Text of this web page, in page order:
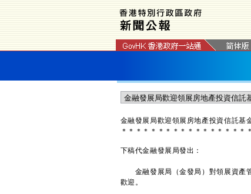
金融發展局歡迎領展房地產投資信託基
＊ ＊ ＊ ＊ ＊ ＊ ＊ ＊ ＊ ＊ ＊ ＊ ＊ ＊ ＊ ＊ ＊ ＊
下稿代金融發展局發出：
金融發展局（金發局）對領展資產管
歡迎。